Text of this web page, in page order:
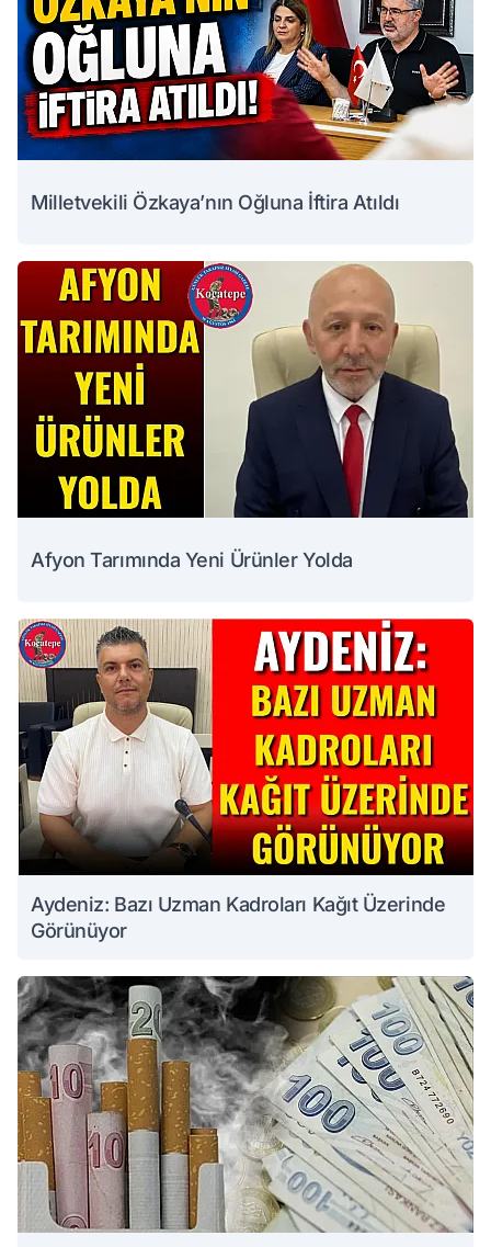
Milletvekili Özkaya’nın Oğluna İftira Atıldı
Afyon Tarımında Yeni Ürünler Yolda
Aydeniz: Bazı Uzman Kadroları Kağıt Üzerinde
Görünüyor